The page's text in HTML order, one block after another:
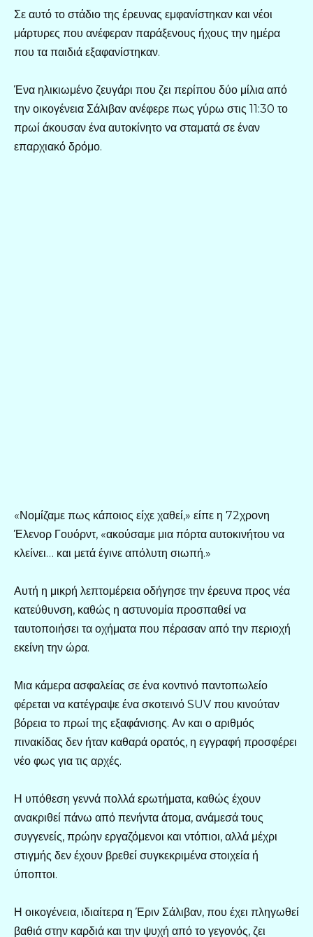
Σε αυτό το στάδιο της έρευνας εμφανίστηκαν και νέοι
μάρτυρες που ανέφεραν παράξενους ήχους την ημέρα
που τα παιδιά εξαφανίστηκαν.
Ένα ηλικιωμένο ζευγάρι που ζει περίπου δύο μίλια από
την οικογένεια Σάλιβαν ανέφερε πως γύρω στις 11:30 το
πρωί άκουσαν ένα αυτοκίνητο να σταματά σε έναν
επαρχιακό δρόμο.
«Νομίζαμε πως κάποιος είχε χαθεί,» είπε η 72χρονη
Έλενορ Γουόρντ, «ακούσαμε μια πόρτα αυτοκινήτου να
κλείνει… και μετά έγινε απόλυτη σιωπή.»
Αυτή η μικρή λεπτομέρεια οδήγησε την έρευνα προς νέα
κατεύθυνση, καθώς η αστυνομία προσπαθεί να
ταυτοποιήσει τα οχήματα που πέρασαν από την περιοχή
εκείνη την ώρα.
Μια κάμερα ασφαλείας σε ένα κοντινό παντοπωλείο
φέρεται να κατέγραψε ένα σκοτεινό SUV που κινούταν
βόρεια το πρωί της εξαφάνισης. Αν και ο αριθμός
πινακίδας δεν ήταν καθαρά ορατός, η εγγραφή προσφέρει
νέο φως για τις αρχές.
Η υπόθεση γεννά πολλά ερωτήματα, καθώς έχουν
ανακριθεί πάνω από πενήντα άτομα, ανάμεσά τους
συγγενείς, πρώην εργαζόμενοι και ντόπιοι, αλλά μέχρι
στιγμής δεν έχουν βρεθεί συγκεκριμένα στοιχεία ή
ύποπτοι.
Η οικογένεια, ιδιαίτερα η Έριν Σάλιβαν, που έχει πληγωθεί
βαθιά στην καρδιά και την ψυχή από το γεγονός, ζει